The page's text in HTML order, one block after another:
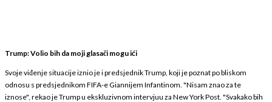
Trump: Volio bih da moji glasači mogu ići
Svoje viđenje situacije iznio je i predsjednik Trump, koji je poznat po bliskom
odnosu s predsjednikom FIFA-e Giannijem Infantinom. "Nisam znao za te
iznose", rekao je Trump u ekskluzivnom intervjuu za New York Post. "Svakako bih